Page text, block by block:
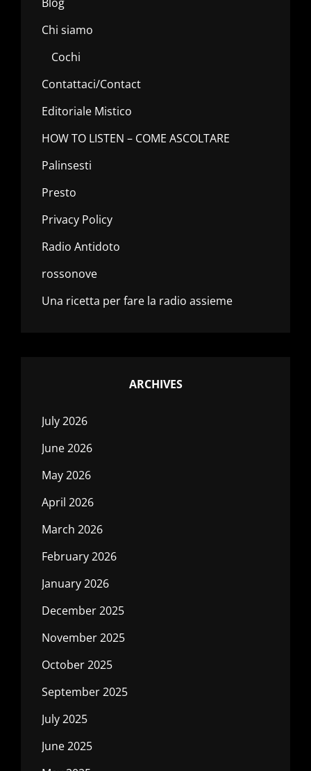
Chi siamo
Cochi
Contattaci/Contact
Editoriale Mistico
HOW TO LISTEN – COME ASCOLTARE
Palinsesti
Presto
Privacy Policy
Radio Antidoto
rossonove
Una ricetta per fare la radio assieme
ARCHIVES
July 2026
June 2026
May 2026
April 2026
March 2026
February 2026
January 2026
December 2025
November 2025
October 2025
September 2025
July 2025
June 2025